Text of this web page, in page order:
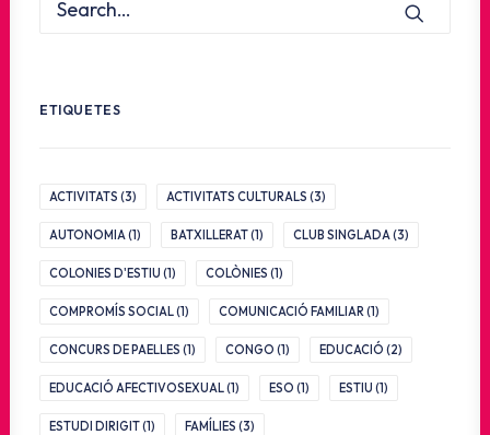
ETIQUETES
ACTIVITATS (3) ACTIVITATS CULTURALS (3)
AUTONOMIA(1) BATXILLERAT(1) CLUB SINGLADA(3)
COLONIES D'ESTIU (1) COLÒNIES (1)
COMPROMÍS SOCIAL(1) COMUNICACIÓ FAMILIAR(1)
CONCURS DE PAELLES (1) CONGO (1) EDUCACIÓ (2)
EDUCACIÓ AFECTIVOSEXUAL(1) ESO (1) ESTIU (1)
ESTUDI DIRIGIT(1) FAMÍLIES (3)